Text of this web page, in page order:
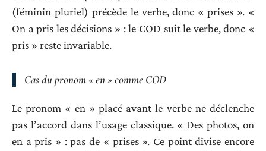
(féminin pluriel) précède le verbe, donc « prises ». «
On a pris les décisions » : le COD suit le verbe, donc «
pris » reste invariable.
Cas du pronom « en » comme COD
Le pronom « en » placé avant le verbe ne déclenche
pas l’accord dans l’usage classique. « Des photos, on
en a pris » : pas de « prises ». Ce point divise encore